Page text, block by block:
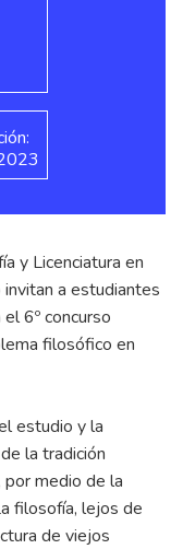
y Licenciatura en
a estudiantes
6º concurso
filosófico en
estudio y la
la tradición
medio de la
filosofía, lejos de
de viejos